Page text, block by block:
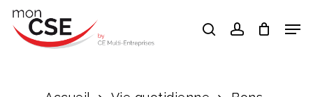
Skip
searchaccount